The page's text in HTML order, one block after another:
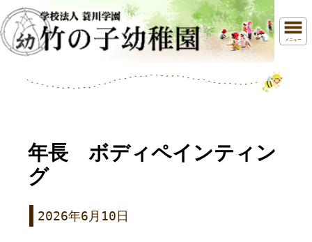
メニュー
年長 ボディペインティン
グ
2026年6月10日